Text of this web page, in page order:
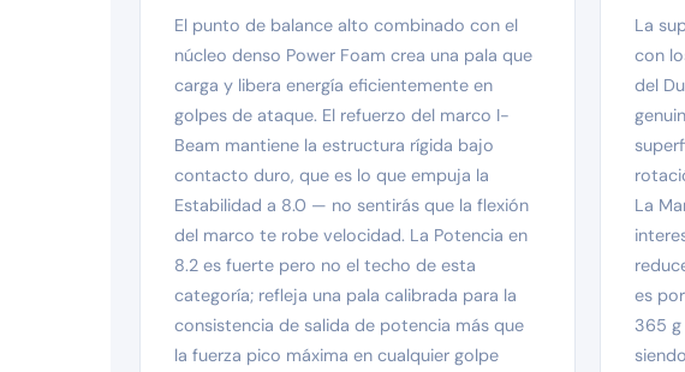
El punto de balance alto combinado con el
núcleo denso Power Foam crea una pala que
carga y libera energía eficientemente en
golpes de ataque. El refuerzo del marco I-
Beam mantiene la estructura rígida bajo
contacto duro, que es lo que empuja la
Estabilidad a 8.0 — no sentirás que la flexión
del marco te robe velocidad. La Potencia en
8.2 es fuerte pero no el techo de esta
categoría; refleja una pala calibrada para la
consistencia de salida de potencia más que
la fuerza pico máxima en cualquier golpe
La
con
del
La
es
365 g